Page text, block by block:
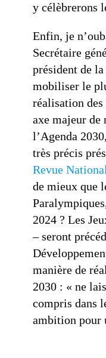
y célèbrerons
Enfin, je
Secrétaire
président de
mobiliser le
réalisation
axe majeur
l’Agenda
très précis
Revue
de mieux que
2024 ? Les
– seront
manière de
2030 : « ne
compris dans
ambition pour